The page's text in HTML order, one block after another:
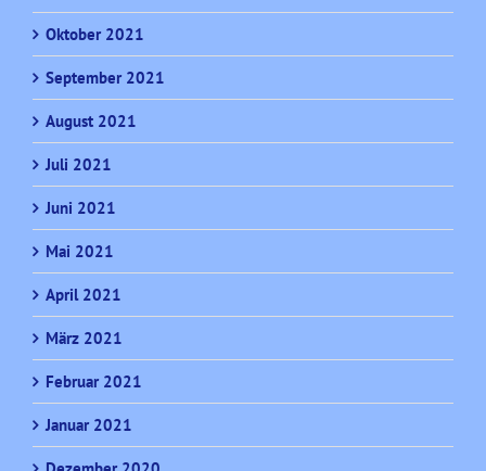
Oktober 2021
September 2021
August 2021
Juli 2021
Juni 2021
Mai 2021
April 2021
März 2021
Februar 2021
Januar 2021